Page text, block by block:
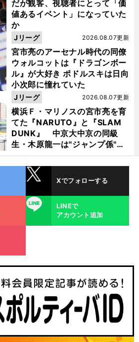
だが観客、視聴者にとって「価
値あるイベント」になっていた
か
宮市亮のアーセナル時代の同僚
ウォルコットは『ドラゴンボー
ル』が大好き ポドルスキは日向
小次郎に憧れていた
2026.08.07更新
Jリーグ
横浜Ｆ・マリノスの宮市亮を育
てた『NARUTO』と『SLAM
DUNK』 中京大中京の同級
生・木原龍一は"ジャンプ係"だ
った
2026.08.07更新
Jリーグ
Xでフォローする
LINE
LINEで
アカウント追加